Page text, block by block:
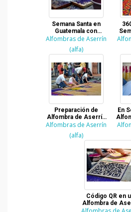
Semana Santa en
Guatemala con
Alfombras de Aserrín
y códigos QR
Alfombras de Aserrín
(alfa)
Preparación de
Alfombra de Aserrín
para Semana Santa en
Guatemala
Alfombras de Aserrín
(alfa)
En
Código QR en
Alfombra de
en La Antigua